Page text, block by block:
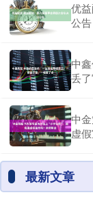
优
公告
中
丢
中
虚
最新文章